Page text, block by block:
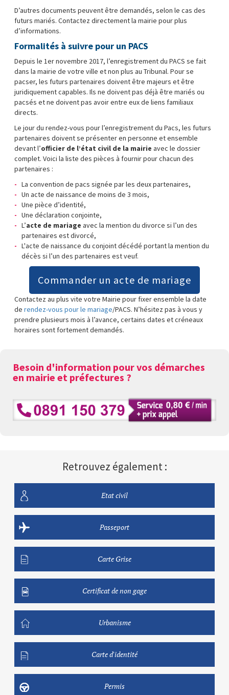
D’autres documents peuvent être demandés, selon le cas des
futurs mariés. Contactez directement la mairie pour plus
d’informations.
Formalités à suivre pour un PACS
Depuis le 1er novembre 2017, l’enregistrement du PACS se fait
dans la mairie de votre ville et non plus au Tribunal. Pour se
pacser, les futurs partenaires doivent être majeurs et être
juridiquement capables. Ils ne doivent pas déjà être mariés ou
pacsés et ne doivent pas avoir entre eux de liens familiaux
directs.
Le jour du rendez-vous pour l’enregistrement du Pacs, les futurs
partenaires doivent se présenter en personne et ensemble
devant l’officier de l’état civil de la mairie avec le dossier
complet. Voici la liste des pièces à fournir pour chacun des
partenaires :
La convention de pacs signée par les deux partenaires,
Un acte de naissance de moins de 3 mois,
Une pièce d’identité,
Une déclaration conjointe,
L’acte de mariage avec la mention du divorce si l’un des
partenaires est divorcé,
L'acte de naissance du conjoint décédé portant la mention du
décès si l’un des partenaires est veuf.
Commander un acte de mariage
Contactez au plus vite votre Mairie pour fixer ensemble la date
de rendez-vous pour le mariage/PACS. N’hésitez pas à vous y
prendre plusieurs mois à l’avance, certains dates et créneaux
horaires sont fortement demandés.
Besoin d'information pour vos démarches
en mairie et préfectures ?
Retrouvez également :
Etat civil
Passeport
Carte Grise
Certificat de non gage
Urbanisme
Carte d'identité
Permis